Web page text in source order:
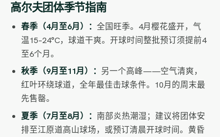
高尔夫团体季节指南
春季（4月至6月）： 全国旺季。4月樱花盛开，气
温15–24°C，球道干爽。开球时间整批预订须提前4
至6个月。
秋季（9月至11月）： 另一个高峰——空气清爽，
红叶环绕球道，全年最佳击球条件。10月的周末最
先售罄。
夏季（7月至8月）： 南部炎热潮湿；建议将团体安
排至江原道高山球场，或预订清晨开球时间。黄昏